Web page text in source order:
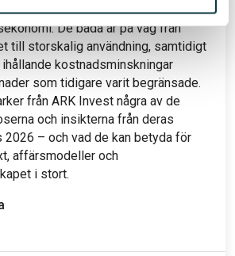
två av de tekniker som formar
De båda är på väg från
till storskalig användning, samtidigt
kostnadsminskningar
som tidigare varit begränsade.
från ARK Invest några av de
och insikterna från deras
2026 – och vad de kan betyda för
affärsmodeller och
i stort.